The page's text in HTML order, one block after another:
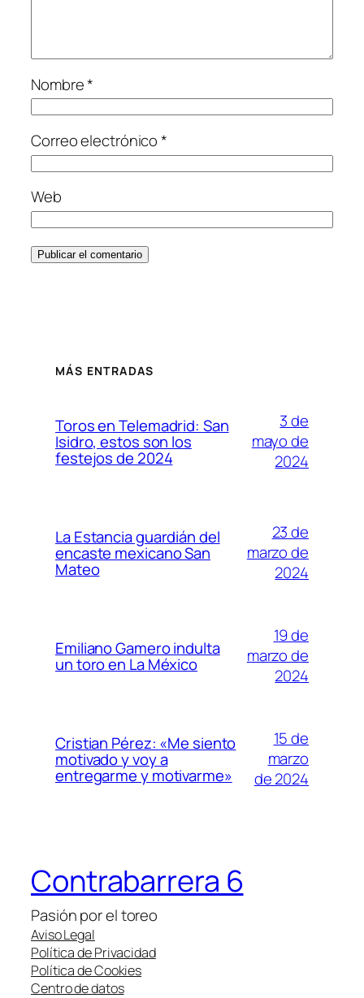
Nombre*
Correo electrónico*
Web
MÁS ENTRADAS
Toros en Telemadrid: San
Isidro, estos son los
festejos de 2024
3 de
mayo de
2024
La Estancia guardián del
encaste mexicano San
Mateo
23 de
marzo de
2024
Emiliano Gamero indulta
un toro en La México
19 de
marzo de
2024
Cristian Pérez: «Me siento
motivado y voy a
entregarme y motivarme»
15 de
marzo
de 2024
Contrabarrera 6
Pasión por el toreo
Aviso Legal
Política de Privacidad
Política de Cookies
Centro de datos